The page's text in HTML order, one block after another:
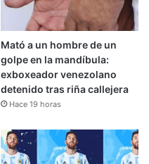
Mató a un hombre de un
golpe en la mandíbula:
exboxeador venezolano
detenido tras riña callejera
Hace 19 horas